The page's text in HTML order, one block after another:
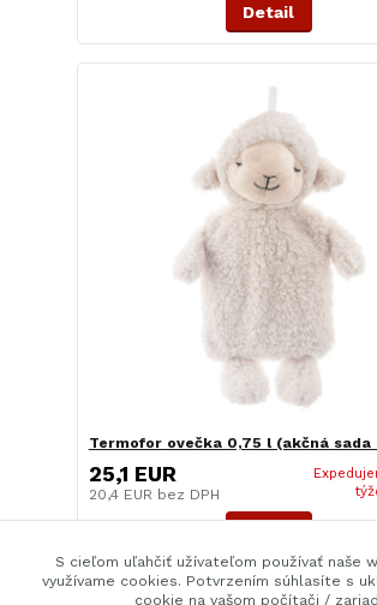
Detail
Termofor ovečka 0,75 l (akčná sada
25,1 EUR
20,4 EUR bez DPH
S cieľom uľahčiť užívateľom používať naše
využívame cookies. Potvrzením súhlasíte s
cookie na vašom počítači /